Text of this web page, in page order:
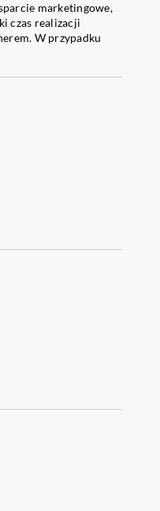
marketingowe,
czas realizacji
W przypadku